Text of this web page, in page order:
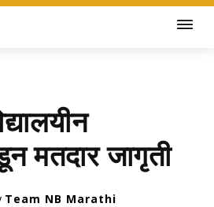
मतदार जागृती
Team NB Marathi